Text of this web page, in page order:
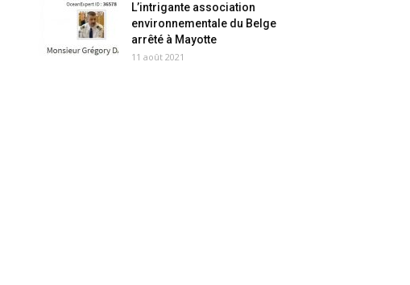
L’intrigante association
environnementale du Belge
arrêté à Mayotte
11 août 2021